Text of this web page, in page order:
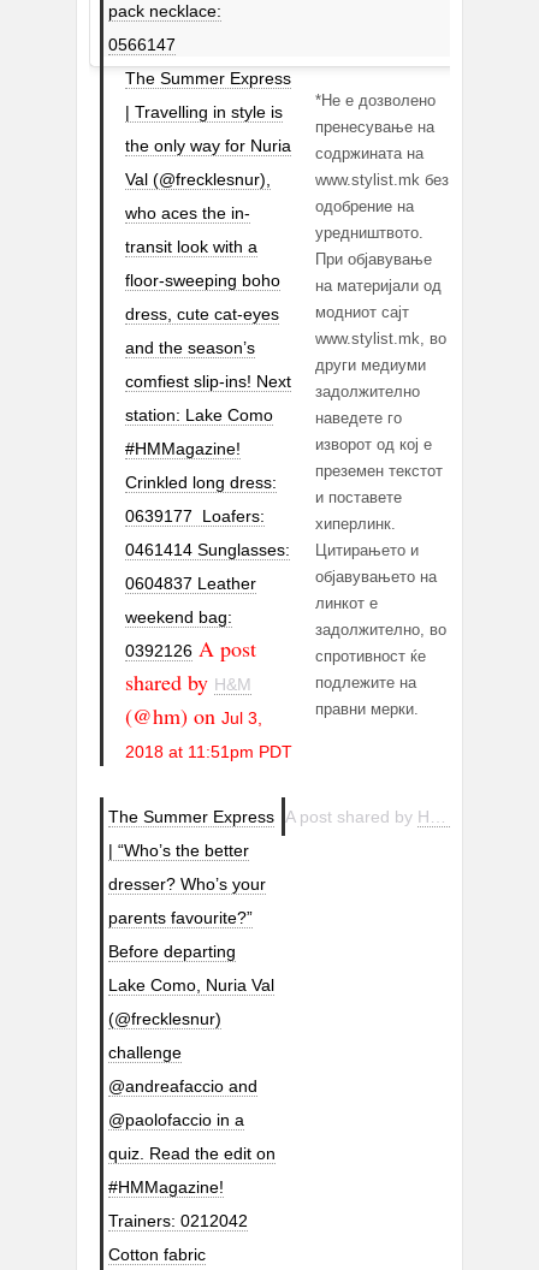
pack necklace:
0566147
The Summer Express
| Travelling in style is
the only way for Nuria
Val (@frecklesnur),
who aces the in-
transit look with a
floor-sweeping boho
dress, cute cat-eyes
and the season’s
comfiest slip-ins! Next
station: Lake Como
#HMMagazine!
Crinkled long dress:
0639177 Loafers:
0461414 Sunglasses:
0604837 Leather
weekend bag:
0392126 A post
shared by H&M
(@hm) on Jul 3,
2018 at 11:51pm PDT
The Summer Express
| “Who’s the better
dresser? Who’s your
parents favourite?”
Before departing
Lake Como, Nuria Val
(@frecklesnur)
challenge
@andreafaccio and
@paolofaccio in a
quiz. Read the edit on
#HMMagazine!
Trainers: 0212042
Cotton fabric
A post shared by H&M
*Не е дозволено
пренесување на
содржината на
www.stylist.mk без
одобрение на
уредништвото.
При објавување
на материјали од
модниот сајт
www.stylist.mk, во
други медиуми
задолжително
наведете го
изворот од кој е
преземен текстот
и поставете
хиперлинк.
Цитирањето и
објавувањето на
линкот е
задолжително, во
спротивност ќе
подлежите на
правни мерки.